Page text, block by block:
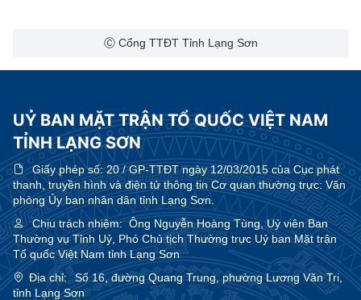
Ⓒ Cổng TTĐT Tỉnh Lạng Sơn
UỶ BAN MẶT TRẬN TỔ QUỐC VIỆT NAM
TỈNH LẠNG SƠN
Giấy phép số:20 / GP-TTĐT ngày 12/03/2015 của Cục phát
thanh, truyền hình và điện tử thông tin Cơ quan thường trực: Văn
phòng Ủy ban nhân dân tỉnh Lạng Sơn.
Chịu trách nhiệm:Ông Nguyễn Hoàng Tùng, Uỷ viên Ban
Thường vụ Tỉnh Uỷ, Phó Chủ tịch Thường trực Uỷ ban Mặt trận
Tổ quốc Việt Nam tỉnh Lạng Sơn
Địa chỉ:
Số 16, đường Quang Trung, phường Lương Văn Tri,
tỉnh Lạng Sơn